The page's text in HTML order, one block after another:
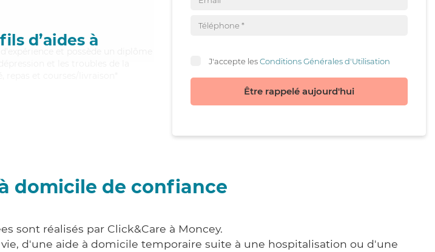
d’aides à
et possède un diplôme
et les troubles de la
J'accepte lesConditions Générales d'Utilisation
Être rappelé aujourd'hui
domicile de confiance
sont réalisés par Click&Care à Moncey.
d'une aide à domicile temporaire suite à une hospitalisation ou d'une